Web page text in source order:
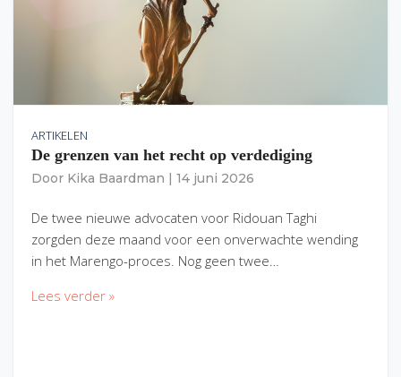
ARTIKELEN
De grenzen van het recht op verdediging
Door Kika Baardman 14 juni 2026
De twee nieuwe advocaten voor Ridouan Taghi
zorgden deze maand voor een onverwachte wending
in het Marengo-proces. Nog geen twee…
Lees verder »